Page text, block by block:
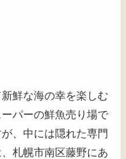
鮮な海の幸を楽しむ
パーの鮮魚売り場で
、中には隠れた専門
札幌市南区藤野にあ